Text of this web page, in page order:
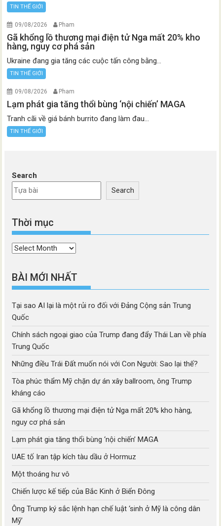
TIN THẾ GIỚI
09/08/2026 Pham
Gã khổng lồ thương mại điện tử Nga mất 20% kho
hàng, nguy cơ phá sản
Ukraine đang gia tăng các cuộc tấn công bằng...
TIN THẾ GIỚI
09/08/2026 Pham
Lạm phát gia tăng thổi bùng ‘nội chiến’ MAGA
Tranh cãi về giá bánh burrito đang làm đau...
TIN THẾ GIỚI
Search
Search
Thời mục
Thời
BÀI MỚI NHẤT
Tại sao AI lại là một rủi ro đối với Đảng Cộng sản Trung
Quốc
Chính sách ngoại giao của Trump đang đẩy Thái Lan về phía
Trung Quốc
Những điều Trái Đất muốn nói với Con Người: Sao lại thế?
Tòa phúc thẩm Mỹ chặn dự án xây ballroom, ông Trump
kháng cáo
Gã khổng lồ thương mại điện tử Nga mất 20% kho hàng,
nguy cơ phá sản
Lạm phát gia tăng thổi bùng ‘nội chiến’ MAGA
UAE tố Iran tập kích tàu dầu ở Hormuz
Một thoáng hư vô
Chiến lược kế tiếp của Bắc Kinh ở Biển Đông
Ông Trump ký sắc lệnh hạn chế luật ‘sinh ở Mỹ là công dân
Mỹ’